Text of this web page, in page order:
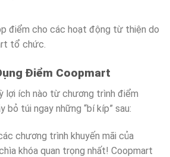
điểm cho các hoạt động từ thiện do
tổ chức.
Điểm Coopmart
lợi ích nào từ chương trình điểm
bỏ túi ngay những “bí kíp” sau:
chương trình khuyến mãi của
khóa quan trọng nhất! Coopmart